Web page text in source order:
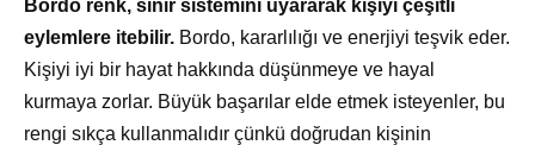
Bordo renk, sinir sistemini uyararak kişiyi çeşitli
eylemlere itebilir. Bordo, kararlılığı ve enerjiyi teşvik eder.
Kişiyi iyi bir hayat hakkında düşünmeye ve hayal
kurmaya zorlar. Büyük başarılar elde etmek isteyenler, bu
rengi sıkça kullanmalıdır çünkü doğrudan kişinin